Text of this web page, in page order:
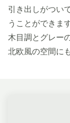
引き出しがつい
うことができます
木目調とグレー
北欧風の空間に